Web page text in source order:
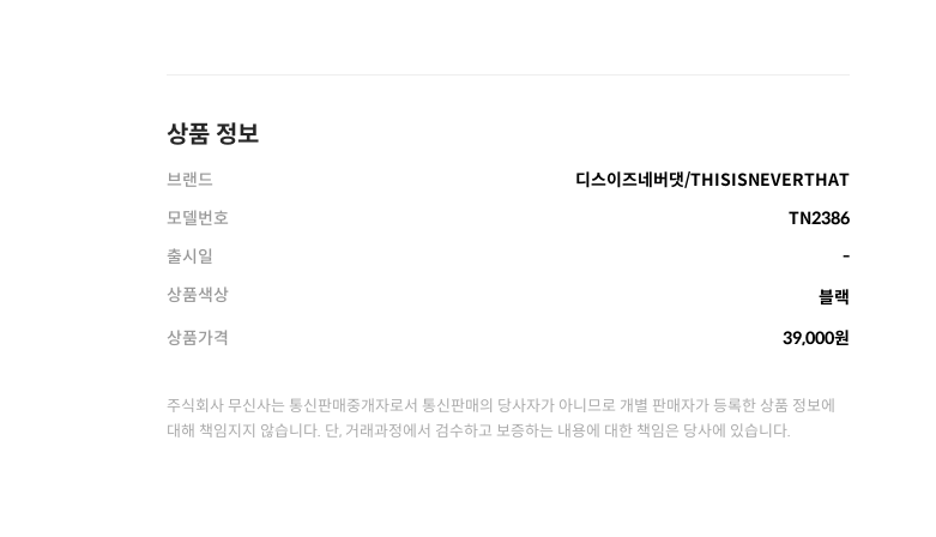
상품 정보
브랜드
디스이즈네버댓/THISISNEVERTHAT
모델번호
TN2386
출시일
-
상품색상
블랙
상품가격
39,000원
주식회사 무신사는 통신판매중개자로서 통신판매의 당사자가 아니므로 개별 판매자가 등록한 상품 정보에
대해 책임지지 않습니다. 단, 거래과정에서 검수하고 보증하는 내용에 대한 책임은 당사에 있습니다.